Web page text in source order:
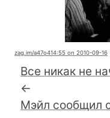
zag.im/a47o414:55 on 2010-09-16
←